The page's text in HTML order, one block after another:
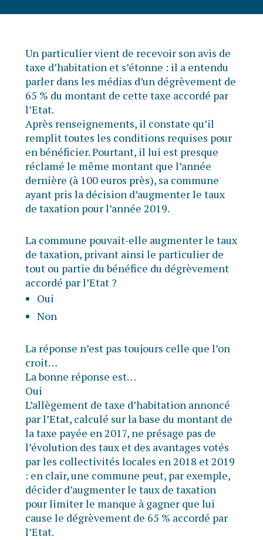
Un particulier vient de recevoir son avis de
taxe d’habitation et s’étonne : il a entendu
parler dans les médias d’un dégrèvement de
65 % du montant de cette taxe accordé par
l’Etat.
Après renseignements, il constate qu’il
remplit toutes les conditions requises pour
en bénéficier. Pourtant, il lui est presque
réclamé le même montant que l’année
dernière (à 100 euros près), sa commune
ayant pris la décision d’augmenter le taux
de taxation pour l’année 2019.
La commune pouvait-elle augmenter le taux
de taxation, privant ainsi le particulier de
tout ou partie du bénéfice du dégrèvement
accordé par l’Etat ?
Oui
Non
La réponse n’est pas toujours celle que l’on
croit…
La bonne réponse est…
Oui
L’allègement de taxe d’habitation annoncé
par l’Etat, calculé sur la base du montant de
la taxe payée en 2017, ne présage pas de
l’évolution des taux et des avantages votés
par les collectivités locales en 2018 et 2019
: en clair, une commune peut, par exemple,
décider d’augmenter le taux de taxation
pour limiter le manque à gagner que lui
cause le dégrèvement de 65 % accordé par
l’Etat.